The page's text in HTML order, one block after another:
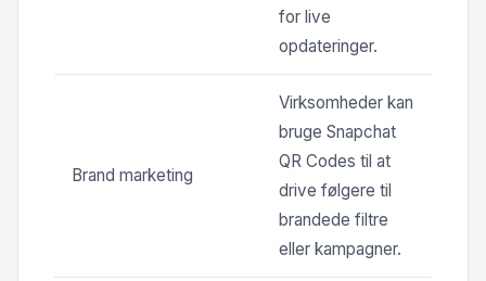
for live
opdateringer.
Brand marketing
Virksomheder kan
bruge Snapchat
QR Codes til at
drive følgere til
brandede filtre
eller kampagner.